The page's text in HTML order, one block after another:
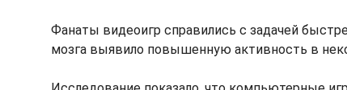
Фанаты видеоигр справились с задачей
мозга выявило повышенную активность в